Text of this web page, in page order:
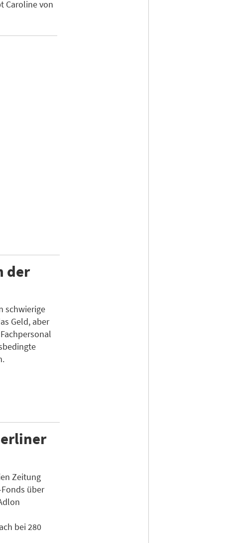
Caroline von
der
schwierige
Geld, aber
Zeitung
über
bei 280